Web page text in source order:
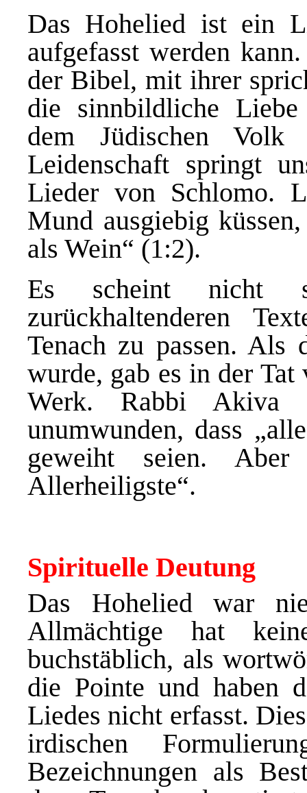
Das Hohelied ist ein
aufgefasst werden
der Bibel, mit ihrer
die sinnbildliche Liebe
dem Jüdischen
Leidenschaft springt
Lieder von Schlomo.
Mund ausgiebig
als Wein“ (1:2).
Es scheint nicht
zurückhaltenderen
Tenach zu passen. Als
wurde, gab es in der
Werk. Rabbi Akiva
unumwunden, dass
geweiht seien.
Allerheiligste“.
Spirituelle Deutung
Das Hohelied war
Allmächtige hat
buchstäblich, als
die Pointe und haben
Liedes nicht erfasst.
irdischen
Bezeichnungen als